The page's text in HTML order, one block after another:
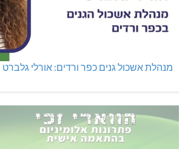
מנהלת אשכול גנים כפר ורדים: אורלי גלברט